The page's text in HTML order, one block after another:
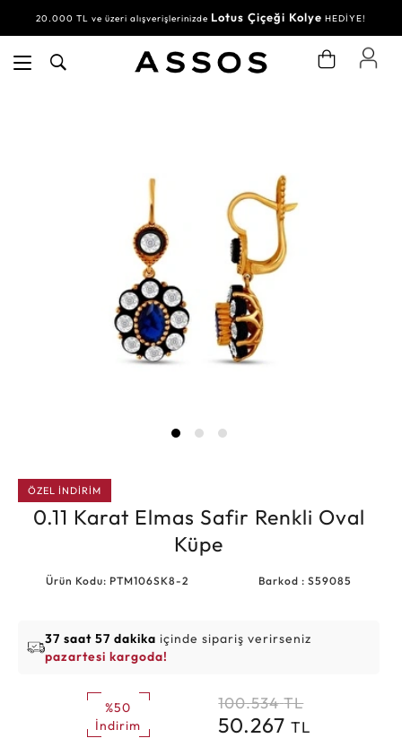
20.000 TL ve üzeri alışverişlerinizde Lotus Çiçeği Kolye HEDİYE!
ÖZEL İNDİRİM
0.11 Karat Elmas Safir Renkli Oval
Küpe
Ürün Kodu: PTM106SK8-2 Barkod : S59085
37 saat 57 dakika içinde sipariş verirseniz
pazartesi kargoda!
%50
İndirim
100.534 TL
50.267TL